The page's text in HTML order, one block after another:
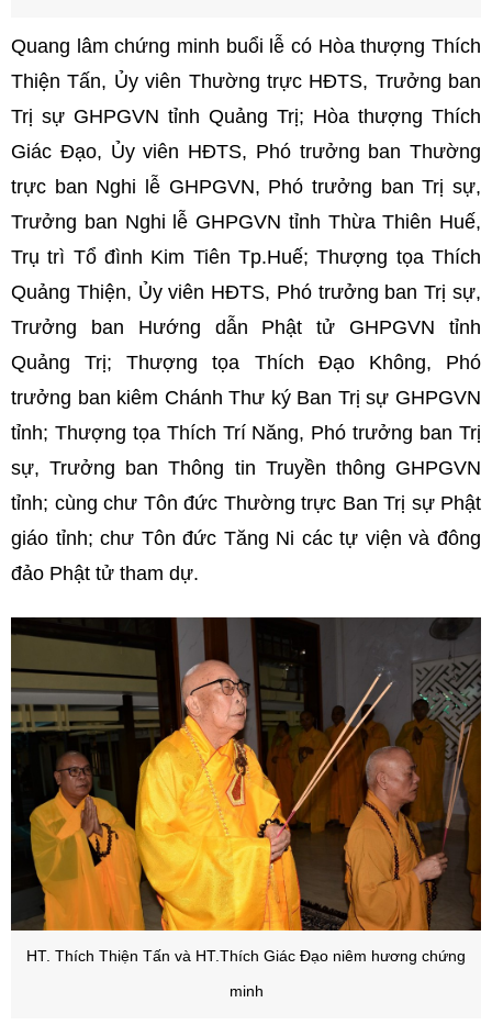
Quang lâm chứng minh buổi lễ có Hòa thượng Thích
Thiện Tấn, Ủy viên Thường trực HĐTS, Trưởng ban
Trị sự GHPGVN tỉnh Quảng Trị; Hòa thượng Thích
Giác Đạo, Ủy viên HĐTS, Phó trưởng ban Thường
trực ban Nghi lễ GHPGVN, Phó trưởng ban Trị sự,
Trưởng ban Nghi lễ GHPGVN tỉnh Thừa Thiên Huế,
Trụ trì Tổ đình Kim Tiên Tp.Huế; Thượng tọa Thích
Quảng Thiện, Ủy viên HĐTS, Phó trưởng ban Trị sự,
Trưởng ban Hướng dẫn Phật tử GHPGVN tỉnh
Quảng Trị; Thượng tọa Thích Đạo Không, Phó
trưởng ban kiêm Chánh Thư ký Ban Trị sự GHPGVN
tỉnh; Thượng tọa Thích Trí Năng, Phó trưởng ban Trị
sự, Trưởng ban Thông tin Truyền thông GHPGVN
tỉnh; cùng chư Tôn đức Thường trực Ban Trị sự Phật
giáo tỉnh; chư Tôn đức Tăng Ni các tự viện và đông
đảo Phật tử tham dự.
HT. Thích Thiện Tấn và HT.Thích Giác Đạo niêm hương chứng
minh